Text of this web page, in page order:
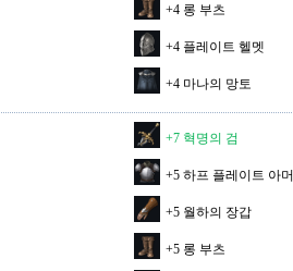
+4 롱 부츠
+4 플레이트 헬멧
+4 마나의 망토
+7 혁명의 검
+5 하프 플레이트 아머
+5 월하의 장갑
+5 롱 부츠